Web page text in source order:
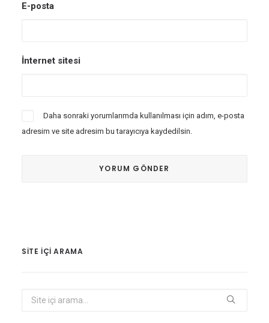
E-posta
İnternet sitesi
Daha sonraki yorumlarımda kullanılması için adım, e-posta
adresim ve site adresim bu tarayıcıya kaydedilsin.
SITE IÇI ARAMA